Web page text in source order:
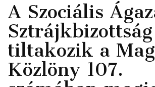
A Szociális
Sztrájkbizottság
tiltakozik a
Közlöny 107.